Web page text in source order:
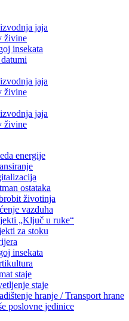
jaja
živine
insekata
jaja
živine
jaja
živine
energije
ostataka
životinja
vazduha
„Ključ u ruke“
za stoku
insekata
staje
staje
hranje / Transport hrane
poslovne jedinice